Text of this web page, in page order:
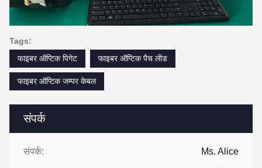
संपर्क
संपर्क: Ms. Alice
Tags:
फाइबर ऑप्टिक पिगेट
फाइबर ऑप्टिक पैच लीड
फाइबर ऑप्टिक जम्पर केबल